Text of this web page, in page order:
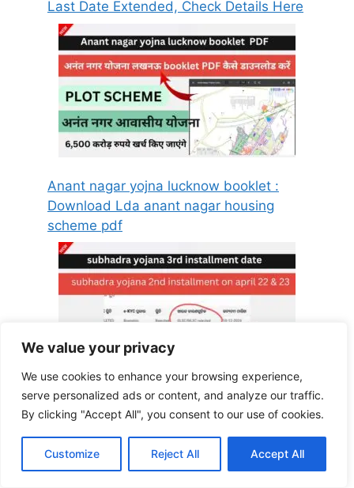
We value your privacy
We use cookies to enhance your browsing experience,
serve personalized ads or content, and analyze our traffic.
By clicking "Accept All", you consent to our use of cookies.
Customize Reject All Accept All
Last Date Extended, Check Details Here
Anant nagar yojna lucknow booklet :
Download Lda anant nagar housing
scheme pdf
सुभद्रा योजना: छूटे हुए लाभार्थियों को 22 और 23
अप्रैल को मिलेगा पैसा: ओडिशा की उपमुख्यमंत्री प्रवती